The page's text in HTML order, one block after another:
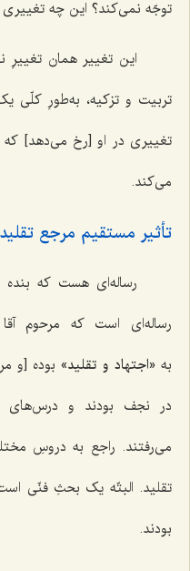
توجّه نمی‌کند؟ این چه
این تغییر همان
تربیت و تزکیه، به‌طورِ کلّی
تغییری در او [رخ می‌دهد] که
می‌کند.
تأثیر مستقیم مرجع
رساله‌ای هست که بنده
رساله‌ای است که مرحوم آقا
به«اجتهاد و تقلید» بوده [و
در نجف بودند و
می‌رفتند. راجع به دروسِ
تقلید. البتّه یک بحثِ فنّی
بودند.